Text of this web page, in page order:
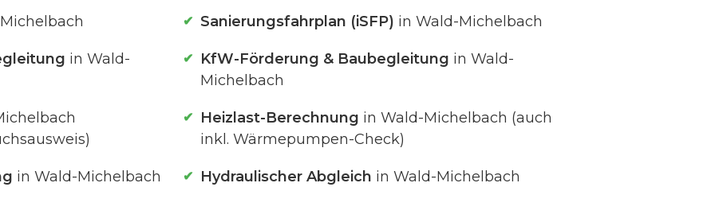
Sanierungsfahrplan (iSFP) in Wald-Michelbach
in Wald- KfW-Förderung & Baubegleitung in Wald-
Michelbach
Heizlast-Berechnung in Wald-Michelbach (auch
inkl. Wärmepumpen-Check)
in Wald-Michelbach Hydraulischer Abgleich in Wald-Michelbach